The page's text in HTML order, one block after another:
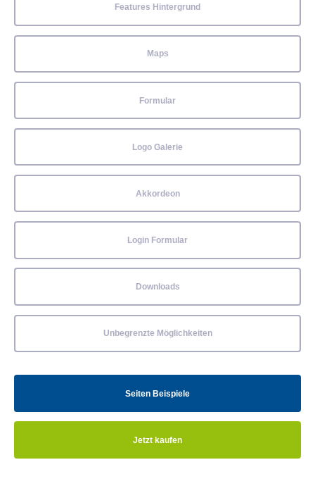
Features Hintergrund
Maps
Formular
Logo Galerie
Akkordeon
Login Formular
Downloads
Unbegrenzte Möglichkeiten
Seiten Beispiele
Jetzt kaufen